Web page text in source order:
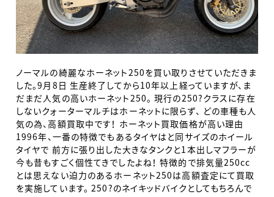
ノーマルの綺麗なホーネット250を買い取りさせていただきま
した。9月8日 生産終了してから10年以上経っていますが、ま
だまだ人気の高いホーネット250。 現行の250?クラスに存在
しないクォーターマルチはホーネットに限らず、 どの車種も人
気の為、高額買取中です！ ホーネット買取価格が高い理由
1996年、一番の特徴でもあるタイヤはと同サイズのホイール
タイヤで 前方に張り出した大きなタンクと1本出しマフラーが
今も昔もすごく個性てきでしたよね！ 特徴的で排気量250cc
とは思えない迫力のあるホーネット250は高額査定にて買取
を実施しています。 250?のネイキッドバイクとしてもちろんで